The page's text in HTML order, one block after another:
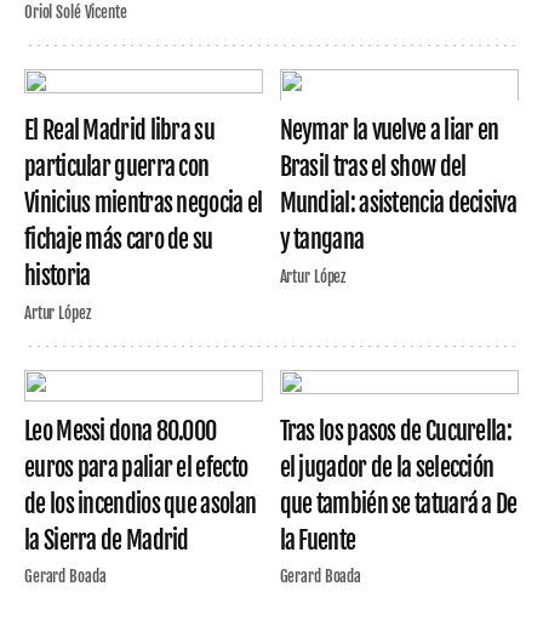
Oriol Solé Vicente
El Real Madrid libra su
particular guerra con
Vinicius mientras negocia el
fichaje más caro de su
historia
Artur López
Neymar la vuelve a liar en
Brasil tras el show del
Mundial: asistencia decisiva
y tangana
Artur López
Leo Messi dona 80.000
euros para paliar el efecto
de los incendios que asolan
la Sierra de Madrid
Gerard Boada
Tras los pasos de Cucurella:
el jugador de la selección
que también se tatuará a De
la Fuente
Gerard Boada